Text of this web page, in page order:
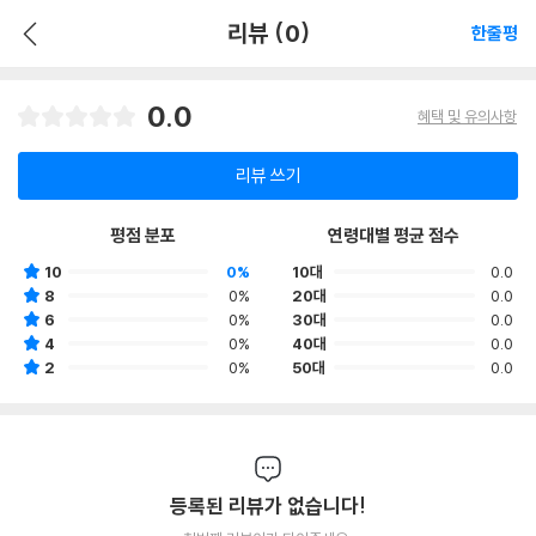
리뷰 (0) 한줄평
0.0 혜택 및 유의사항
리뷰 쓰기
평점 분포
10
0%
8
0%
6
0%
4
0%
2
0%
연령대별 평균 점수
10대
0.0
20대
0.0
30대
0.0
40대
0.0
50대
0.0
등록된 리뷰가 없습니다!